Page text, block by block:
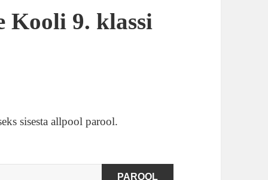
9. klassi
sisesta allpool parool.